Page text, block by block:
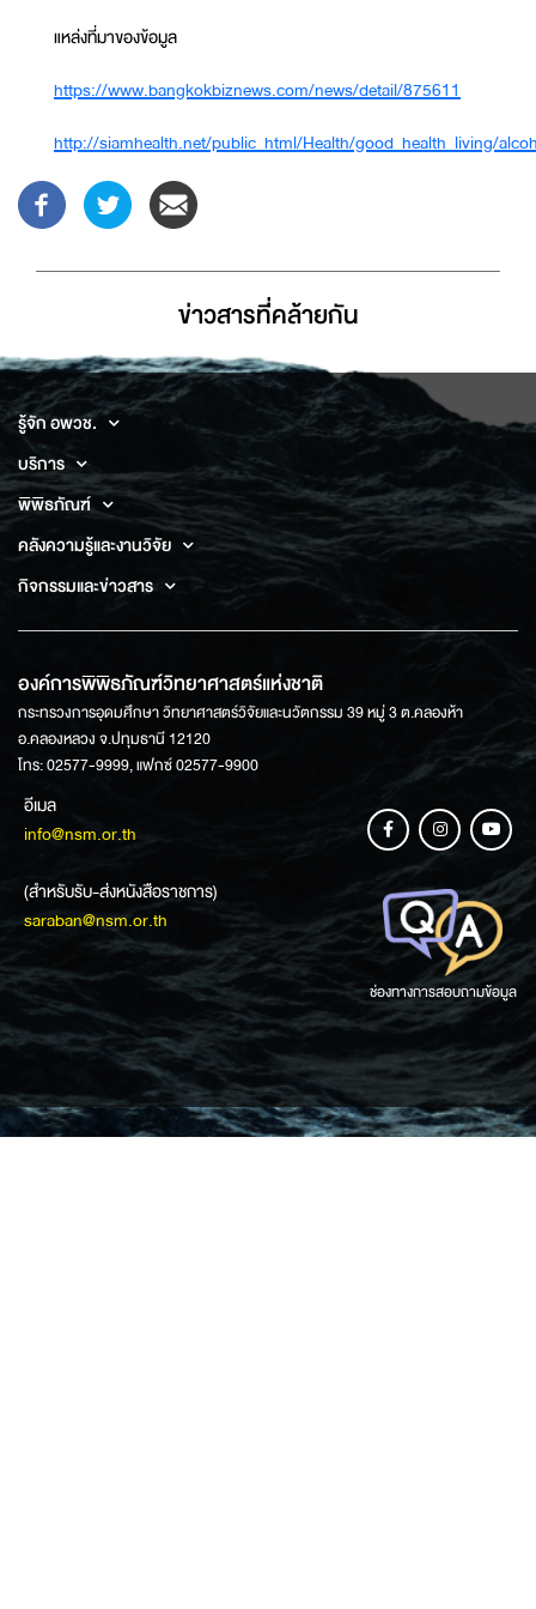
แหล่งที่มาของข้อมูล
https://www.bangkokbiznews.com/news/detail/875611
http://siamhealth.net/public_html/Health/good_health_living/
ข่าวสารที่่คล้ายกัน
รู้จัก อพวช.
บริการ
พิพิธภัณฑ์
คลังความรู้และงานวิจัย
กิจกรรมและข่าวสาร
องค์การพิพิธภัณฑ์วิทยาศาสตร์แห่งชาติ
กระทรวงการอุดมศึกษา วิทยาศาสตร์วิจัยและนวัตกรรม 39 หมู่ 3 ต.คลองห้า
อ.คลองหลวง จ.ปทุมธานี 12120
โทร: 02577-9999, แฟกซ์ 02577-9900
อีเมล
info@nsm.or.th
(สำหรับรับ-ส่งหนังสือราชการ)
saraban@nsm.or.th
ช่องทางการสอบถามข้อมูล